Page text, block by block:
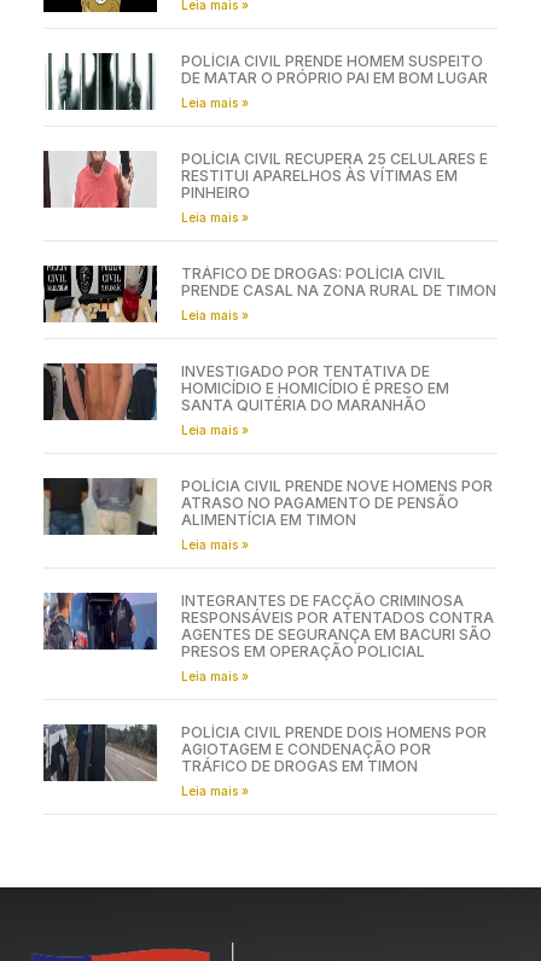
Leia mais »
POLÍCIA CIVIL PRENDE HOMEM SUSPEITO
DE MATAR O PRÓPRIO PAI EM BOM LUGAR
Leia mais »
POLÍCIA CIVIL RECUPERA 25 CELULARES E
RESTITUI APARELHOS ÀS VÍTIMAS EM
PINHEIRO
Leia mais »
TRÁFICO DE DROGAS: POLÍCIA CIVIL
PRENDE CASAL NA ZONA RURAL DE TIMON
Leia mais »
INVESTIGADO POR TENTATIVA DE
HOMICÍDIO E HOMICÍDIO É PRESO EM
SANTA QUITÉRIA DO MARANHÃO
Leia mais »
POLÍCIA CIVIL PRENDE NOVE HOMENS POR
ATRASO NO PAGAMENTO DE PENSÃO
ALIMENTÍCIA EM TIMON
Leia mais »
INTEGRANTES DE FACÇÃO CRIMINOSA
RESPONSÁVEIS POR ATENTADOS CONTRA
AGENTES DE SEGURANÇA EM BACURI SÃO
PRESOS EM OPERAÇÃO POLICIAL
Leia mais »
POLÍCIA CIVIL PRENDE DOIS HOMENS POR
AGIOTAGEM E CONDENAÇÃO POR
TRÁFICO DE DROGAS EM TIMON
Leia mais »